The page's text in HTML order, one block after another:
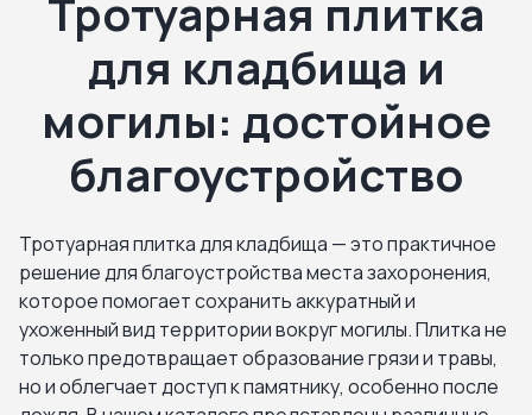
Тротуарная плитка
для кладбища и
могилы: достойное
благоустройство
Тротуарная плитка для кладбища — это практичное
решение для благоустройства места захоронения,
которое помогает сохранить аккуратный и
ухоженный вид территории вокруг могилы. Плитка не
только предотвращает образование грязи и травы,
но и облегчает доступ к памятнику, особенно после